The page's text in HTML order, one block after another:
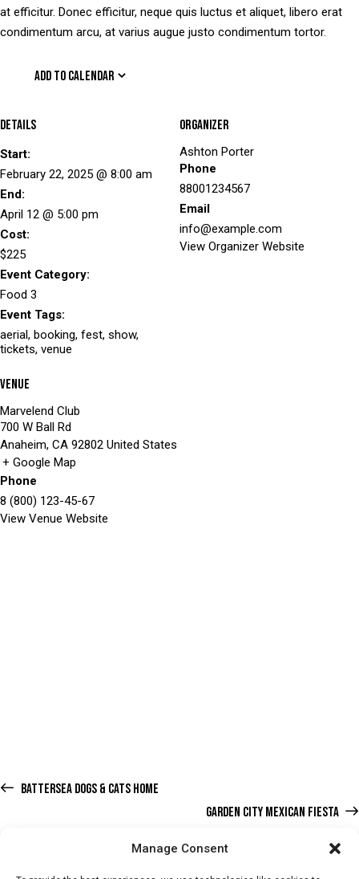
Manage Consent
at efficitur. Donec efficitur, neque quis luctus et aliquet, libero erat
condimentum arcu, at varius augue justo condimentum tortor.
ADD TO CALENDAR
Details
Start:
February 22, 2025 @ 8:00 am
End:
April 12 @ 5:00 pm
Cost:
$225
Event Category:
Food 3
Event Tags:
aerial, booking, fest, show,
tickets, venue
Organizer
Ashton Porter
Phone
88001234567
Email
info@example.com
View Organizer Website
Venue
Marvelend Club
700 W Ball Rd
Anaheim, CA 92802 United States
+ Google Map
Phone
8 (800) 123-45-67
View Venue Website
BATTERSEA DOGS & CATS HOME
GARDEN CITY MEXICAN FIESTA